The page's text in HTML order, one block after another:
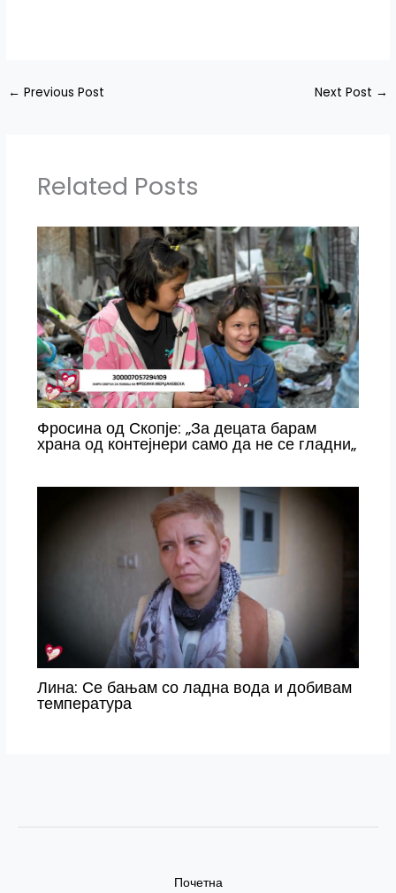
← Previous Post Next Post →
Related Posts
Фросина од Скопје: „За децата барам
храна од контејнери само да не се гладни„
Лина: Се бањам со ладна вода и добивам
температура
Почетна